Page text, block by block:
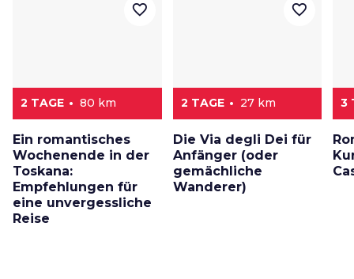
2 TAGE 80 km
Ein romantisches
Wochenende in der
Toskana:
Empfehlungen für
eine unvergessliche
Reise
favorite_border
2 TAGE 27 km
Die Via degli Dei für
Anfänger (oder
gemächliche
Wanderer)
favorite_border
3